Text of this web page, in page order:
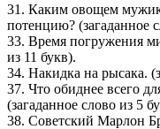
31. Каким овощем
потенцию? (загаданное
33. Время погружения
из 11 букв).
34. Накидка на рысака.
37. Что обиднее всего
(загаданное слово из 5
38. Советский Марлон